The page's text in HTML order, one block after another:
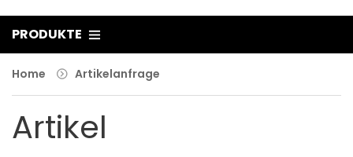
PRODUKTE
Home Artikelanfrage
Artikel